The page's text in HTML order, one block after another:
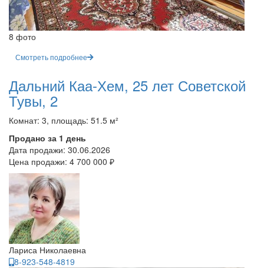
8 фото
Смотреть подробнее
Дальний Каа-Хем, 25 лет Советской
Тувы, 2
Комнат: 3, площадь: 51.5 м²
Продано за 1 день
Дата продажи: 30.06.2026
Цена продажи: 4 700 000 ₽
Лариса Николаевна
8-923-548-4819